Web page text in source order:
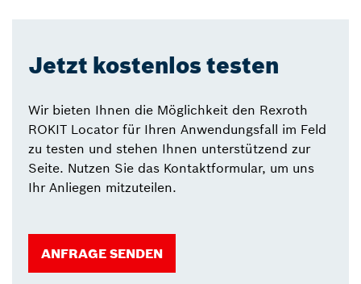
Jetzt kostenlos testen
Wir bieten Ihnen die Möglichkeit den Rexroth
ROKIT Locator für Ihren Anwendungsfall im Feld
zu testen und stehen Ihnen unterstützend zur
Seite. Nutzen Sie das Kontaktformular, um uns
Ihr Anliegen mitzuteilen.
ANFRAGE SENDEN